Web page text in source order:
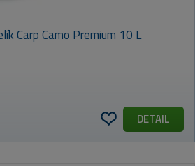
Carp Camo Premium 10 L
DETAIL